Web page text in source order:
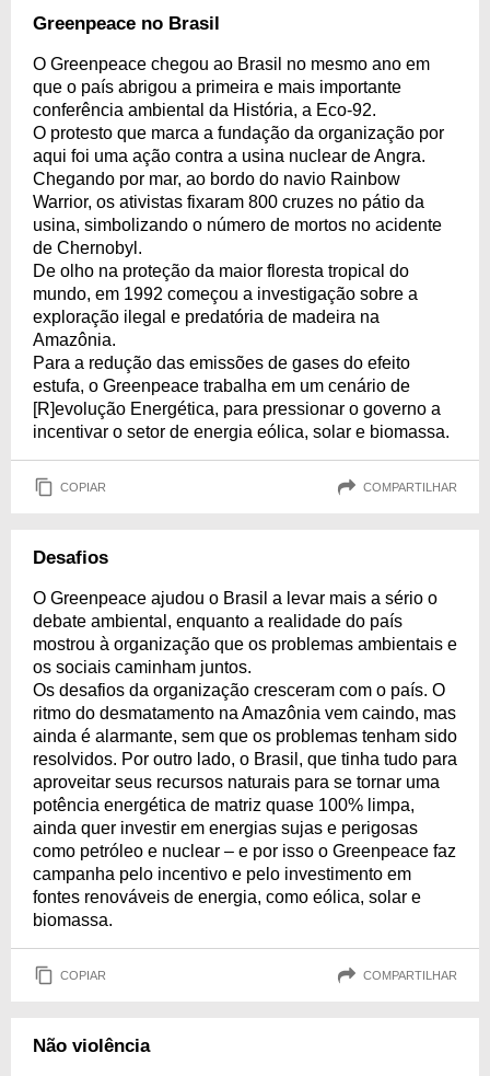
Greenpeace no Brasil
O Greenpeace chegou ao Brasil no mesmo ano em
que o país abrigou a primeira e mais importante
conferência ambiental da História, a Eco-92.
O protesto que marca a fundação da organização por
aqui foi uma ação contra a usina nuclear de Angra.
Chegando por mar, ao bordo do navio Rainbow
Warrior, os ativistas fixaram 800 cruzes no pátio da
usina, simbolizando o número de mortos no acidente
de Chernobyl.
De olho na proteção da maior floresta tropical do
mundo, em 1992 começou a investigação sobre a
exploração ilegal e predatória de madeira na
Amazônia.
Para a redução das emissões de gases do efeito
estufa, o Greenpeace trabalha em um cenário de
[R]evolução Energética, para pressionar o governo a
incentivar o setor de energia eólica, solar e biomassa.
COPIAR COMPARTILHAR
Desafios
O Greenpeace ajudou o Brasil a levar mais a sério o
debate ambiental, enquanto a realidade do país
mostrou à organização que os problemas ambientais e
os sociais caminham juntos.
Os desafios da organização cresceram com o país. O
ritmo do desmatamento na Amazônia vem caindo, mas
ainda é alarmante, sem que os problemas tenham sido
resolvidos. Por outro lado, o Brasil, que tinha tudo para
aproveitar seus recursos naturais para se tornar uma
potência energética de matriz quase 100% limpa,
ainda quer investir em energias sujas e perigosas
como petróleo e nuclear – e por isso o Greenpeace faz
campanha pelo incentivo e pelo investimento em
fontes renováveis de energia, como eólica, solar e
biomassa.
COPIAR COMPARTILHAR
Não violência